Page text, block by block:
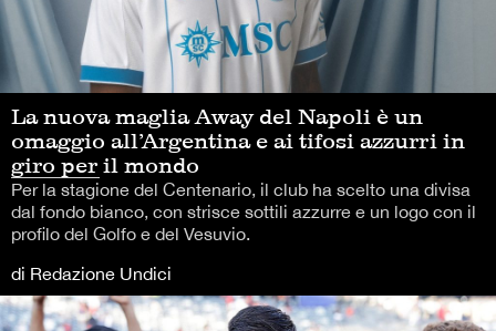
La nuova maglia Away del Napoli è un
omaggio all’Argentina e ai tifosi azzurri in
giro per il mondo
Per la stagione del Centenario, il club ha scelto una divisa
dal fondo bianco, con strisce sottili azzurre e un logo con il
profilo del Golfo e del Vesuvio.
di Redazione Undici